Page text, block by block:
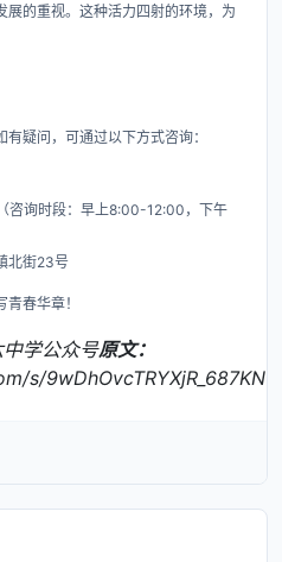
展的重视。这种活力四射的环境，为
疑问，可通过以下方式咨询：
咨询时段：早上8:00-12:00，下午
北街23号
春华章！
学公众号原文：
s/